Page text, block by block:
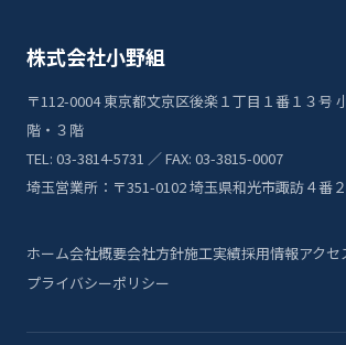
株式会社小野組
〒112-0004 東京都文京区後楽１丁目１番１３号
階・３階
TEL: 03-3814-5731 ／ FAX: 03-3815-0007
埼玉営業所：〒351-0102 埼玉県和光市諏訪４番
ホーム会社概要会社方針施工実績採用情報アクセ
プライバシーポリシー